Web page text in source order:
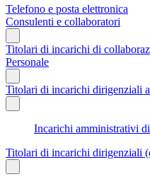
Telefono e posta elettronica
Consulenti e collaboratori
Titolari di incarichi di
Personale
Titolari di incarichi dirigenziali
Incarichi amministrativi
Titolari di incarichi dirigenziali